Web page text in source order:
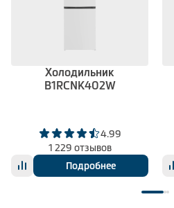
Холодильник
B1RCNK402W
4.99
1 229 отзывов
Подробнее